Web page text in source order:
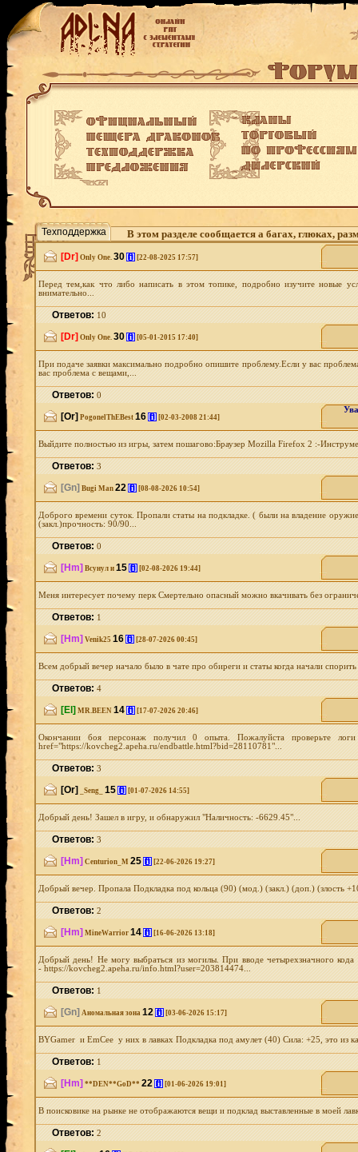
Техподдержка
В этом разделе сообщается а багах, глюках,
техподдержки.
[Dr] Only One. 30 [i] [22-08-2025 17:57]
Перед тем,как что либо написать в этом топике, подробно изучите новые
внимательно...
Ответов:10
[Dr] Only One. 30 [i] [05-01-2015 17:40]
При подаче заявки максимально подробно опишите проблему.Если у вас
вас проблема с вещами,...
Ответов:0
[Or] PogonelThEBest 16 [i] [02-03-2008 21:44]
Выйдите полностью из игры, затем пошагово:Браузер Mozilla Firefox 2 :-
Ответов:3
[Gn] Bugi Man 22 [i] [08-08-2026 10:54]
Доброго времени суток. Пропали статы на подкладке. ( были на владение
(закл.)прочность: 90/90...
Ответов:0
[Hm] Всунул и 15 [i] [02-08-2026 19:44]
Меня интересует почему перк Смертельно опасный можно вкачивать без
Ответов:1
[Hm] Venik25 16 [i] [28-07-2026 00:45]
Всем добрый вечер начало было в чате про обиреги и статы когда начали
Ответов:4
[El] MR.BEEN 14 [i] [17-07-2026 20:46]
Oкончании боя персонаж получил 0 опыта. Пожалуйста проверьте
href="https://kovcheg2.apeha.ru/endbattle.html?bid=28110781"...
Ответов:3
[Or] _Seng_ 15 [i] [01-07-2026 14:55]
Добрый день! Зашел в игру, и обнаружил "Наличность: -6629.45"...
Ответов:3
[Hm] Centurion_M 25 [i] [22-06-2026 19:27]
Добрый вечер. Пропала Подкладка под кольца (90) (мод.) (закл.) (доп.) (злость
Ответов:2
[Hm] MineWarrior 14 [i] [16-06-2026 13:18]
Добрый день! Не могу выбраться из могилы. При вводе четырехзначного
- https://kovcheg2.apeha.ru/info.html?user=203814474...
Ответов:1
[Gn] Аномальная зона 12 [i] [03-06-2026 15:17]
BYGamer и EmCee у них в лавках Подкладка под амулет (40) Сила: +25, это из
Ответов:1
[Hm] **DEN**GoD** 22 [i] [01-06-2026 19:01]
В поисковике на рынке не отображаются вещи и подклад выставленные в моей
Ответов:2